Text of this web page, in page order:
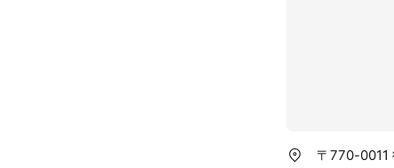
〒770-0011